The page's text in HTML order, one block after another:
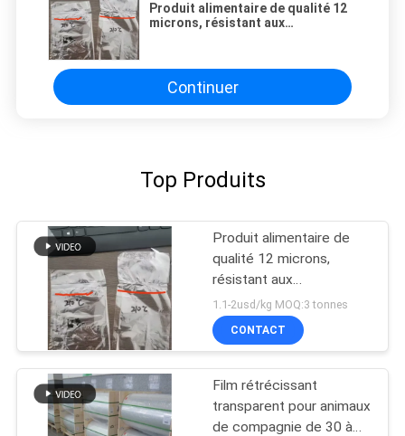
Produit alimentaire de qualité 12
microns, résistant aux
Continuer
Top Produits
Produit alimentaire de
qualité 12 microns,
résistant aux
températures élevées
1.1-2usd/kg MOQ:3 tonnes
CONTACT
Film rétrécissant
transparent pour animaux
de compagnie de 30 à